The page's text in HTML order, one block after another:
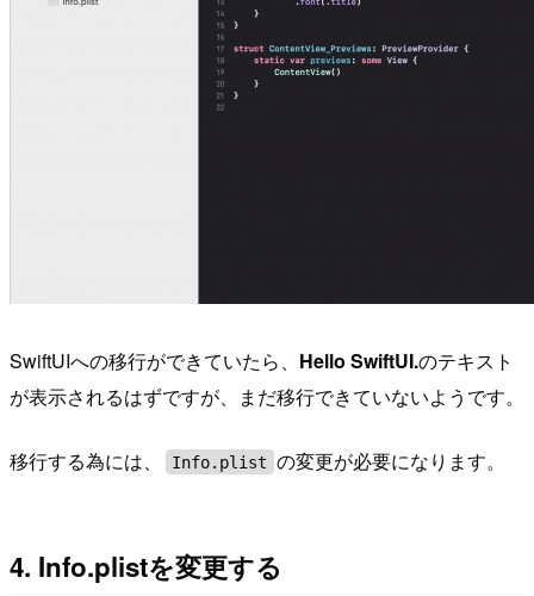
SwiftUIへの移行ができていたら、 Hello SwiftUI.のテキスト
が表示されるはずですが、まだ移行できていないようです。
移行する為には、 Info.plist の変更が必要になります。
4. Info.plistを変更する